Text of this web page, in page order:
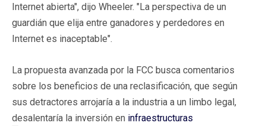
Internet abierta", dijo Wheeler. "La perspectiva de un
guardián que elija entre ganadores y perdedores en
Internet es inaceptable".
La propuesta avanzada por la FCC busca comentarios
sobre los beneficios de una reclasificación, que según
sus detractores arrojaría a la industria a un limbo legal,
desalentaría la inversión en infraestructuras